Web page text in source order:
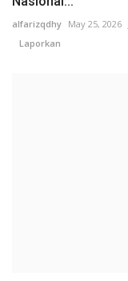
alfarizqdhy May 25, 2026
Laporkan